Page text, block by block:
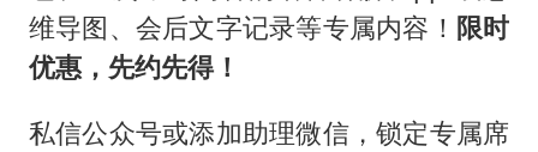
维导图、会后文字记录等专属内容！ 限时
优惠，先约先得！
私信公众号或添加助理微信，锁定专属席